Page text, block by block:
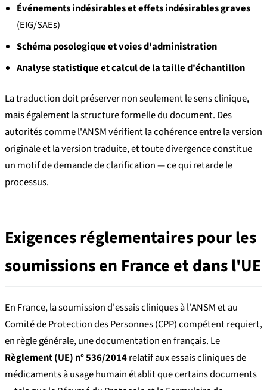
Événements indésirables et effets indésirables graves
(EIG/SAEs)
Schéma posologique et voies d'administration
Analyse statistique et calcul de la taille d'échantillon
La traduction doit préserver non seulement le sens clinique,
mais également la structure formelle du document. Des
autorités comme l'ANSM vérifient la cohérence entre la version
originale et la version traduite, et toute divergence constitue
un motif de demande de clarification — ce qui retarde le
processus.
Exigences réglementaires pour les
soumissions en France et dans l'UE
En France, la soumission d'essais cliniques à l'ANSM et au
Comité de Protection des Personnes (CPP) compétent requiert,
en règle générale, une documentation en français. Le
Règlement (UE) n° 536/2014relatif aux essais cliniques de
médicaments à usage humain établit que certains documents